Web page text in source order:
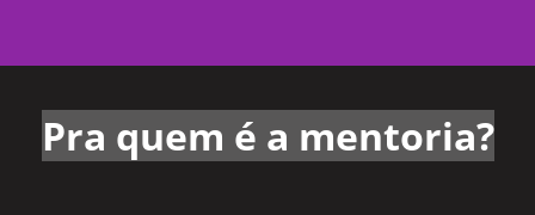
Pra quem é a mentoria?